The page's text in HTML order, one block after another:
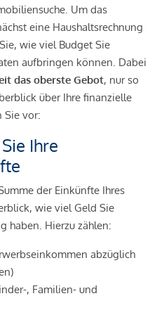
Um das
eine Haushaltsrechnung
wie viel Budget Sie
aufbringen können. Dabei
das oberste Gebot, nur so
über Ihre finanzielle
Sie vor:
Ihre
der Einkünfte Ihres
wie viel Geld Sie
haben. Hierzu zählen:
abzüglich
, Familien- und